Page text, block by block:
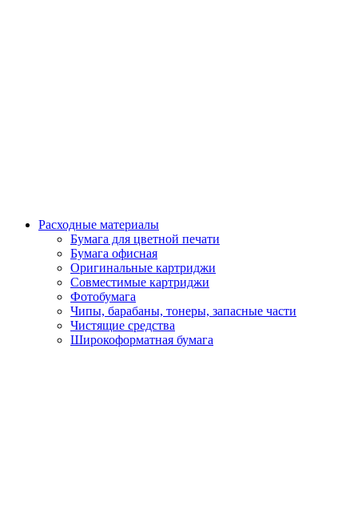
Расходные материалы
Бумага для цветной печати
Бумага офисная
Оригинальные картриджи
Совместимые картриджи
Фотобумага
Чипы, барабаны, тонеры, запасные части
Чистящие средства
Широкоформатная бумага